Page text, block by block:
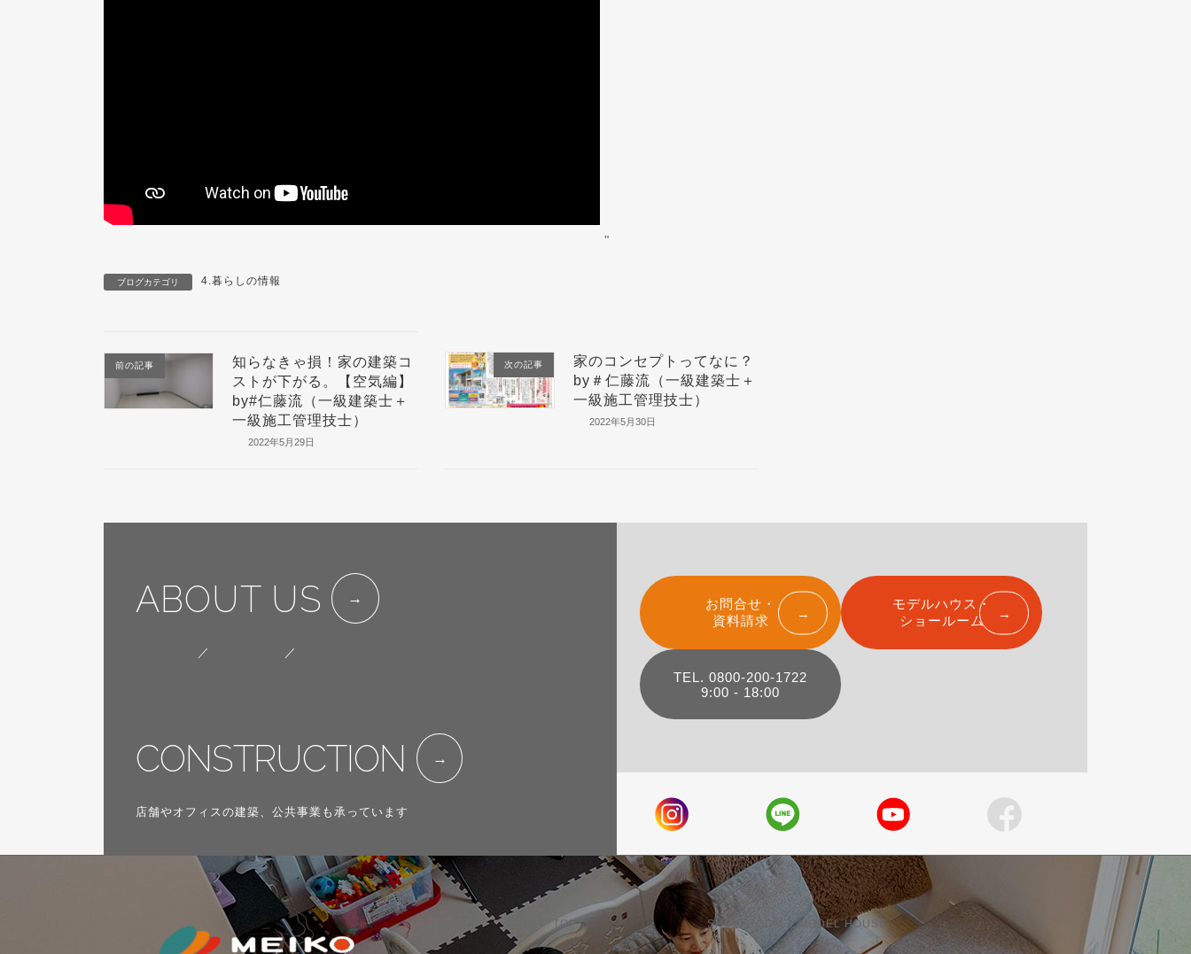
"
ブログカテゴリ 4.暮らしの情報
前の記事
知らなきゃ損！家の建築コ
ストが下がる。【空気編】
by#仁藤流（一級建築士＋
一級施工管理技士）
2022年5月29日
次の記事
家のコンセプトってなに？
by＃仁藤流（一級建築士＋
一級施工管理技士）
2022年5月30日
ABOUT US
／ ／
CONSTRUCTION
店舗やオフィスの建築、公共事業も承っています
お問合せ・
資料請求
モデルハウス・
ショールーム
TEL. 0800-200-1722
9:00 - 18:00
TOP SHOW ROOM & MODEL HOUSE